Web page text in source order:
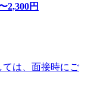
2,300円
は、面接時にご